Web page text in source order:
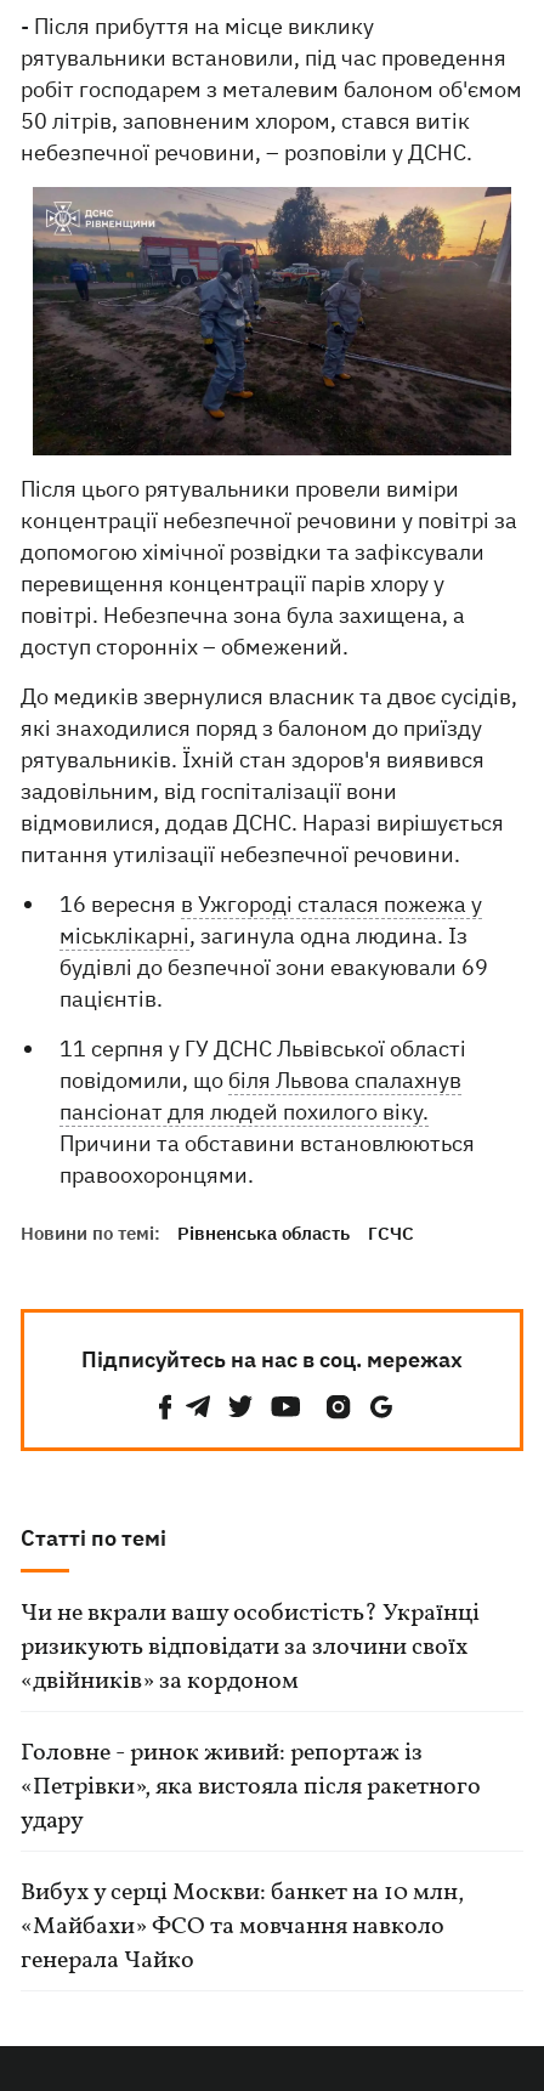
- Після прибуття на місце виклику
рятувальники встановили, під час проведення
робіт господарем з металевим балоном об'ємом
50 літрів, заповненим хлором, стався витік
небезпечної речовини, – розповіли у ДСНС.
Після цього рятувальники провели виміри
концентрації небезпечної речовини у повітрі за
допомогою хімічної розвідки та зафіксували
перевищення концентрації парів хлору у
повітрі. Небезпечна зона була захищена, а
доступ сторонніх – обмежений.
До медиків звернулися власник та двоє сусідів,
які знаходилися поряд з балоном до приїзду
рятувальників. Їхній стан здоров'я виявився
задовільним, від госпіталізації вони
відмовилися, додав ДСНС. Наразі вирішується
питання утилізації небезпечної речовини.
16 вересня в Ужгороді сталася пожежа у
міськлікарні, загинула одна людина. Із
будівлі до безпечної зони евакуювали 69
пацієнтів.
11 серпня у ГУ ДСНС Львівської області
повідомили, що біля Львова спалахнув
пансіонат для людей похилого віку.
Причини та обставини встановлюються
правоохоронцями.
Новини по темі: Рівненська область ГСЧС
Підписуйтесь на нас в соц. мережах
Статті по темі
Чи не вкрали вашу особистість? Українці
ризикують відповідати за злочини своїх
«двійників» за кордоном
Головне - ринок живий: репортаж із
«Петрівки», яка вистояла після ракетного
удару
Вибух у серці Москви: банкет на 10 млн,
«Майбахи» ФСО та мовчання навколо
генерала Чайко